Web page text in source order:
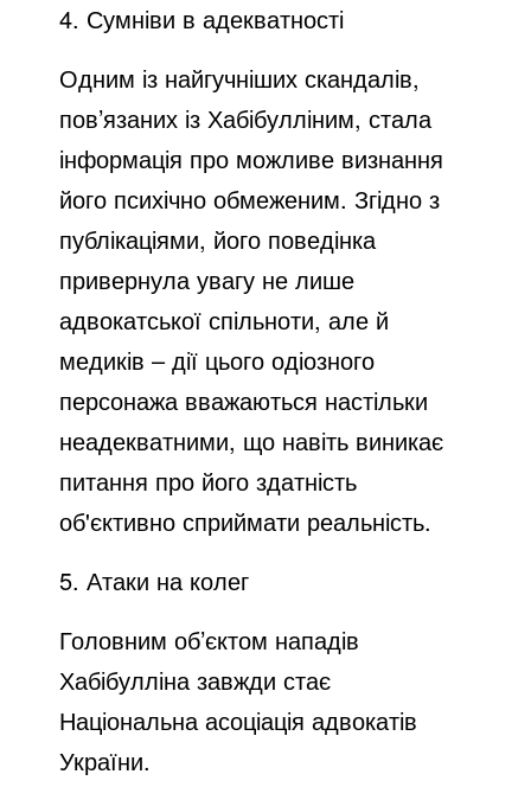
4. Сумніви в адекватності
Одним із найгучніших скандалів,
пов’язаних із Хабібулліним, стала
інформація про можливе визнання
його психічно обмеженим. Згідно з
публікаціями, його поведінка
привернула увагу не лише
адвокатської спільноти, але й
медиків – дії цього одіозного
персонажа вважаються настільки
неадекватними, що навіть виникає
питання про його здатність
об'єктивно сприймати реальність.
5. Атаки на колег
Головним об’єктом нападів
Хабібулліна завжди стає
Національна асоціація адвокатів
України.